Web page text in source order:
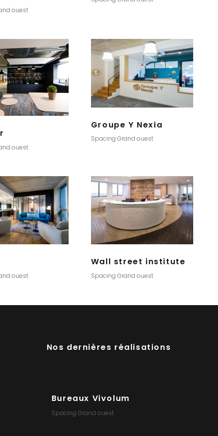
ouest
ouest
Groupe Y Nexia
Spacing Grand ouest
ouest
Wall street institute
Spacing Grand ouest
Nos dernières réalisations
Bureaux Vivolum
Spacing Grand ouest